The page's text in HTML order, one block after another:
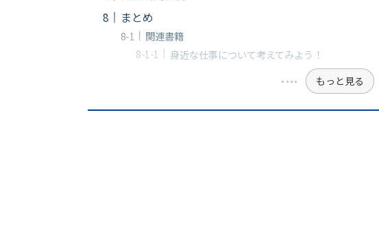
まとめ
関連書籍
身近な仕事について考えてみよう！
もっと見る